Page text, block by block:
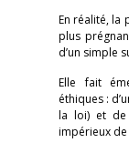
En réalité, la
plus
d’un simple
Elle fait
éthiques :
la loi) et de
impérieux